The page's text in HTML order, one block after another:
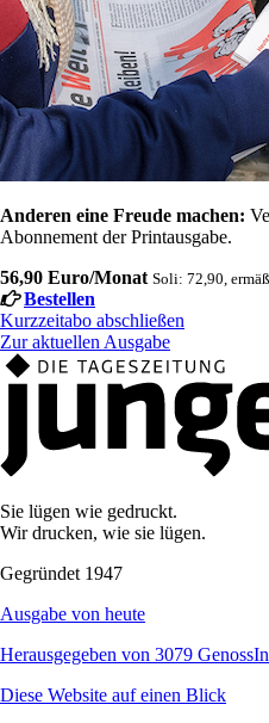
Anderen eine Freude machen:
Abonnement der Printausgabe.
56,90 Euro/Monat Soli: 72,90,
Bestellen
Kurzzeitabo abschließen
Zur aktuellen Ausgabe
Sie lügen wie gedruckt.
Wir drucken, wie sie lügen.
Gegründet 1947
Ausgabe von heute
Herausgegeben von 3079
Diese Website auf einen Blick